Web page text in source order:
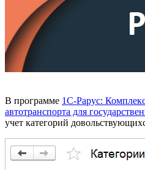
В программе 1С-Рарус:
автотранспорта для
учет категорий